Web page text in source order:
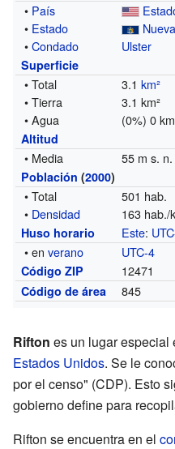
• País
• Estado
•Condado Ulster
Superficie
• Total 3.1km²
• Tierra
3.1 km²
• Agua
(0%) 0
Altitud
• Media 55 m s.
Población (2000)
• Total
501 hab.
• Densidad 163 hab./
Huso horario Este:
• enverano UTC-4
Código ZIP 12471
Código de área 845
Rifton es un lugar especial
Estados Unidos. Se le
por el censo" (CDP). Esto
gobierno define para
Rifton se encuentra en el